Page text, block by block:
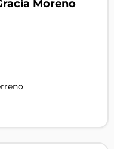
Moreno